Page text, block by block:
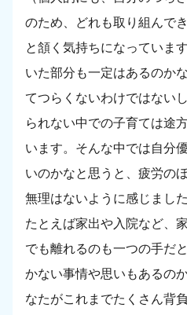
のため、どれも取り組んで
と頷く気持ちになっていま
いた部分も一定はあるのか
てつらくないわけではない
られない中での子育ては途
います。そんな中では自分
いのかなと思うと、疲労の
無理はないように感じました
たとえば家出や入院など、
でも離れるのも一つの手だ
かない事情や思いもあるの
なたがこれまでたくさん背